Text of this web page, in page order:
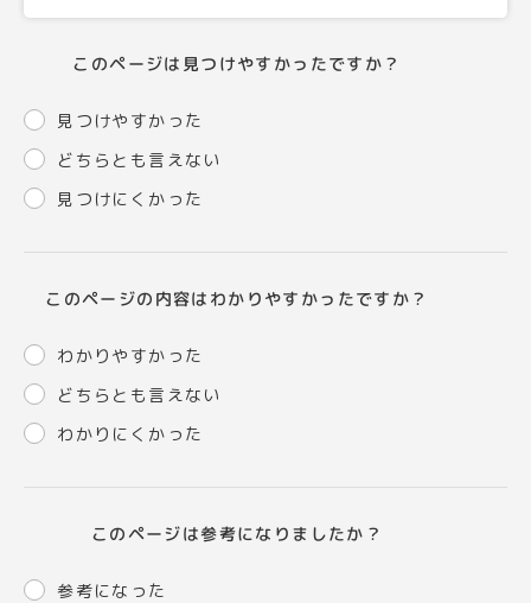
このページは見つけやすかったですか？
見つけやすかった
どちらとも言えない
見つけにくかった
このページの内容はわかりやすかったですか？
わかりやすかった
どちらとも言えない
わかりにくかった
このページは参考になりましたか？
参考になった